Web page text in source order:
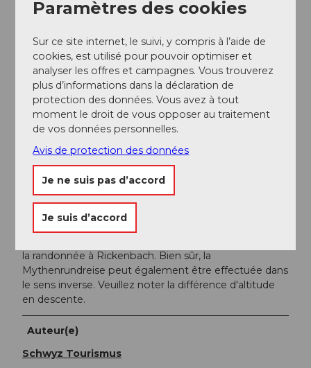
Liaison directe en bus de Schwyz à Sattel avec
Auto AG Schwyz - arrêt Sattel SHAG, télécabine.
avec Auto AG Schwyz - arrêt Sattel SHAG,
télécabine.
Liaison directe en bus de Zug à Sattel. Chaque
samedi et dimanche (à partir du 10 déc. 2017)
selon l'horaire.
En semaine, de Zug à Sattel avec la ZVB (ligne
de bus 1) jusqu'à Oberägeri, puis correspondance
sur la ligne de bus 9 jusqu'au terminus - arrêt
Sattel SHAG, télécabine.
Informations supplémentaires / Liens
la randonnée à Rickenbach. Bien sûr, la
Mythenrundreise peut également être effectuée dans
le sens inverse. Veuillez noter la différence d'altitude
en descente.
Auteur(e)
Schwyz Tourismus
Paramètres des cookies
Sur ce site internet, le suivi, y compris à l’aide de
cookies, est utilisé pour pouvoir optimiser et
analyser les offres et campagnes. Vous trouverez
plus d’informations dans la déclaration de
protection des données. Vous avez à tout
moment le droit de vous opposer au traitement
de vos données personnelles.
Avis de protection des données
Je ne suis pas d’accord
Je suis d’accord